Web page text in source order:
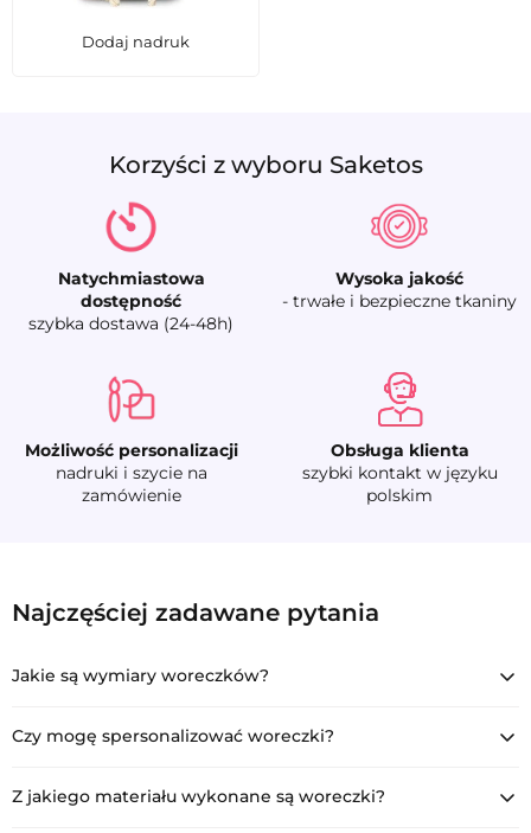
Dodaj nadruk
Korzyści z wyboru Saketos
Natychmiastowa
dostępność
szybka dostawa (24-48h)
Wysoka jakość
- trwałe i bezpieczne tkaniny
Możliwość personalizacji
nadruki i szycie na
zamówienie
Obsługa klienta
szybki kontakt w języku
polskim
5 szt. Woreczki bawełniane 15 x 20 cm -
Najczęściej zadawane pytania
Jakie są wymiary woreczków?
Czy mogę spersonalizować woreczki?
inny napis na woreczkach.
Z jakiego materiału wykonane są woreczki?